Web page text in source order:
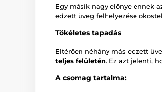
Egy másik nagy előnye ennek
edzett üveg felhelyezése
Tökéletes tapadás
Eltérően néhány más edzett
teljes felületén. Ez azt jelenti,
A csomag tartalma: